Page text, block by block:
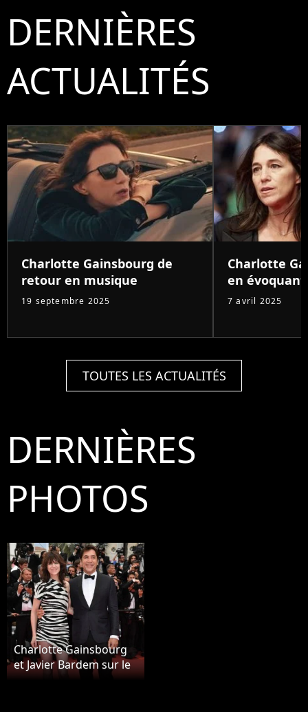
DERNIÈRES
ACTUALITÉS
Charlotte Gainsbourg de
retour en musique
19 septembre 2025
Charlotte
en évoquant
7 avril 2025
TOUTES LES ACTUALITÉS
DERNIÈRES
PHOTOS
Charlotte Gainsbourg
et Javier Bardem sur le
red carpet, à